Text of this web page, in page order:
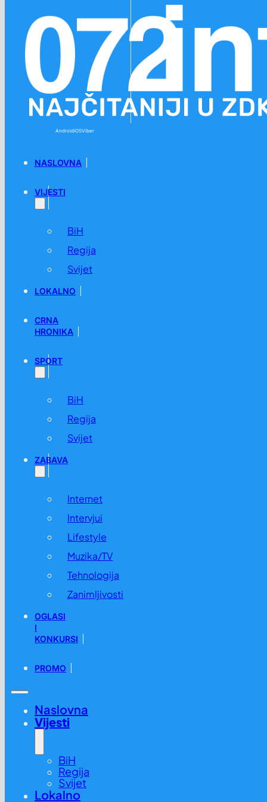
AndroidiOSViber
NASLOVNA
VIJESTI
BiH
Regija
Svijet
LOKALNO
CRNA
HRONIKA
SPORT
BiH
Regija
Svijet
ZABAVA
Internet
Intervjui
Lifestyle
Muzika/TV
Tehnologija
Zanimljivosti
OGLASI
I
KONKURSI
PROMO
Naslovna
Vijesti
BiH
Regija
Svijet
Lokalno